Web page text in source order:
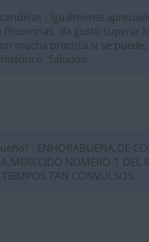
: Igualmente
Provincias, da gusto superar
mucha practica si se
Saludos.
: ENHORABUENA,DE
NUMERO 1 DEL
TIEMPOS TAN CONVULSOS.